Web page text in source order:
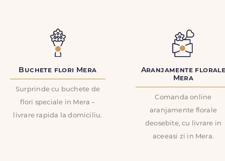
Buchete flori Mera
Surprinde cu buchete de
flori speciale in Mera –
livrare rapida la domiciliu.
Aranjamente
Mera
Comanda online
aranjamente florale
deosebite, cu livrare in
aceeasi zi in Mera.